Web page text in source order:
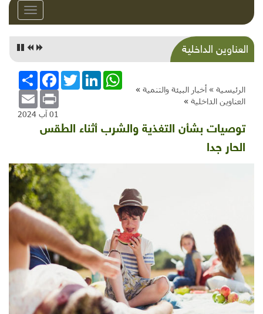
Toggle
العناوين الداخليةنهاية "التوجيهي" بداية الأسئلة!
الرئيسية » أخبار البيئة والتنمية »
العناوين الداخلية »
انشر
FacebookTwitterLinkedInWhatsApp
Email Print
01 آب 2024
توصيات بشأن التغذية والشرب أثناء الطقس
الحار جدا